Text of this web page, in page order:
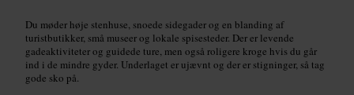
Du møder høje stenhuse, snoede sidegader og en blanding af
turistbutikker, små museer og lokale spisesteder. Der er levende
gadeaktiviteter og guidede ture, men også roligere kroge hvis du går
ind i de mindre gyder. Underlaget er ujævnt og der er stigninger, så tag
gode sko på.